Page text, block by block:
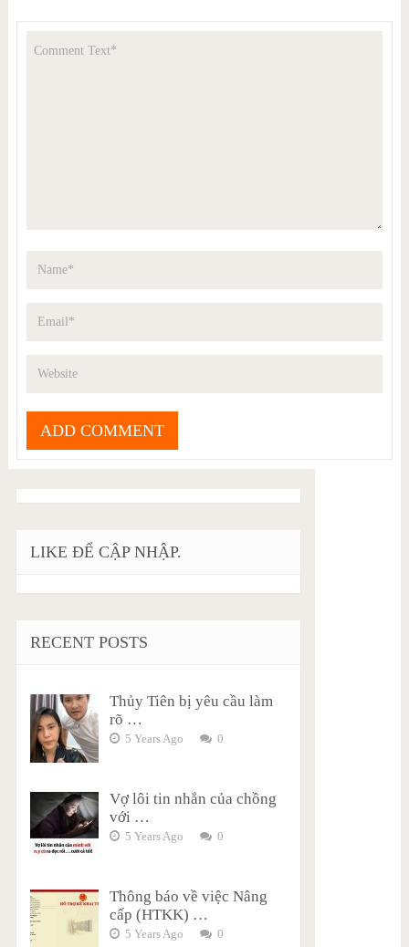
LIKE ĐỂ CẬP NHẬP.
RECENT POSTS
Thủy Tiên bị yêu cầu làm
rõ …
5 Years Ago 0
Vợ lôi tin nhắn của chồng
với …
5 Years Ago 0
Thông báo về việc Nâng
cấp (HTKK) …
5 Years Ago 0